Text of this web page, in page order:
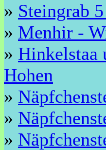
» Steingrab
» Menhir -
» Hinkelstaa
Hohen
»
»
»